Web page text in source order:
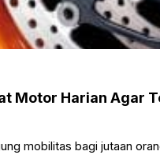
Motor Harian Agar
mobilitas bagi jutaan